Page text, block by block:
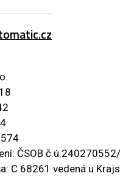
ČSOB
C 68261 vedená u